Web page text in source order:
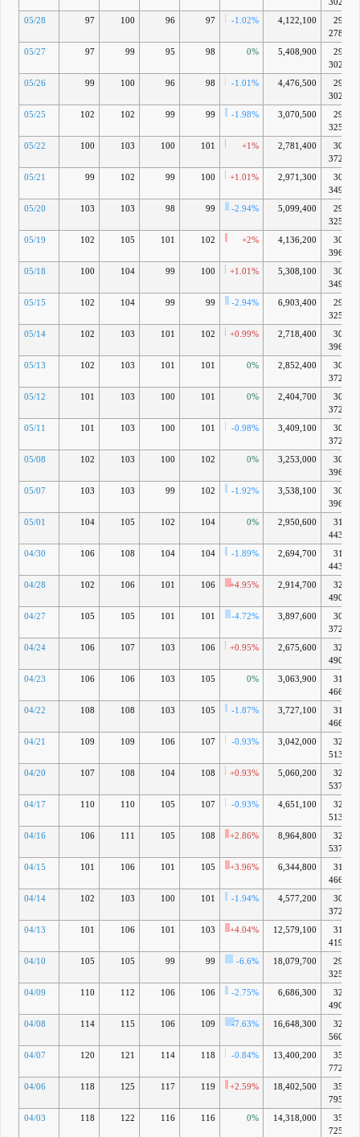
05/28
97 100 96 97 -1.02% 4,122,100
293億
2789万
05/27
97 99 95 98 0% 5,408,900
296億
3024万
05/26
99 100 96 98 -1.01% 4,476,500
296億
3024万
05/25
102 102 99 99 -1.98% 3,070,500
299億
3259万
05/22
100 103 100 101 +1% 2,781,400
305億
3729万
05/21
99 102 99 100 +1.01% 2,971,300
302億
3494万
05/20
103 103 98 99 -2.94% 5,099,400
299億
3259万
05/19
102 105 101 102 +2% 4,136,200
308億
3964万
05/18
100 104 99 100 +1.01% 5,308,100
302億
3494万
05/15
102 104 99 99 -2.94% 6,903,400
299億
3259万
05/14
102 103 101 102 +0.99% 2,718,400
308億
3964万
05/13
102 103 101 101 0% 2,852,400
305億
3729万
05/12
101 103 100 101 0% 2,404,700
305億
3729万
05/11
101 103 100 101 -0.98% 3,409,100
305億
3729万
05/08
102 103 100 102 0% 3,253,000
308億
3964万
05/07
103 103 99 102 -1.92% 3,538,100
308億
3964万
05/01
104 105 102 104 0% 2,950,600
314億
4434万
04/30
106 108 104 104 -1.89% 2,694,700
314億
4434万
04/28
102 106 101 106 +4.95% 2,914,700
320億
4904万
04/27
105 105 101 101 -4.72% 3,897,600
305億
3729万
04/24
106 107 103 106 +0.95% 2,675,600
320億
4904万
04/23
106 106 103 105 0% 3,063,900
317億
4669万
04/22
108 108 103 105 -1.87% 3,727,100
317億
4669万
04/21
109 109 106 107 -0.93% 3,042,000
323億
5139万
04/20
107 108 104 108 +0.93% 5,060,200
326億
5374万
04/17
110 110 105 107 -0.93% 4,651,100
323億
5139万
04/16
106 111 105 108 +2.86% 8,964,800
326億
5374万
04/15
101 106 101 105 +3.96% 6,344,800
317億
4669万
04/14
102 103 100 101 -1.94% 4,577,200
305億
3729万
04/13
101 106 101 103 +4.04% 12,579,100
311億
4199万
04/10
105 105 99 99 -6.6% 18,079,700
299億
3259万
04/09
110 112 106 106 -2.75% 6,686,300
320億
4904万
04/08
114 115 106 109 -7.63% 16,648,300
329億
5608万
04/07
120 121 114 118 -0.84% 13,400,200
356億
7723万
04/06
118 125 117 119 +2.59% 18,402,500
359億
7958万
04/03
118 122 116 116 0% 14,318,000
350億
7253万